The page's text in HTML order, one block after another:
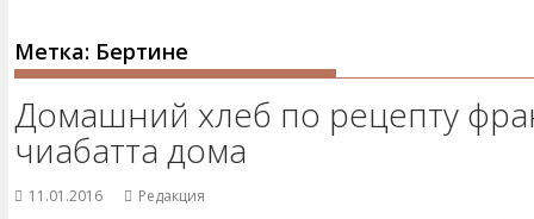
Метка: Бертине
Домашний хлеб по рецепту
чиабатта дома
11.01.2016 Редакция